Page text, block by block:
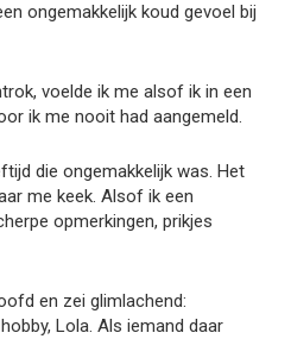
ongemakkelijk koud gevoel bij
voelde ik me alsof ik in een
ik me nooit had aangemeld.
die ongemakkelijk was. Het
me keek. Alsof ik een
opmerkingen, prikjes
en zei glimlachend:
Lola. Als iemand daar